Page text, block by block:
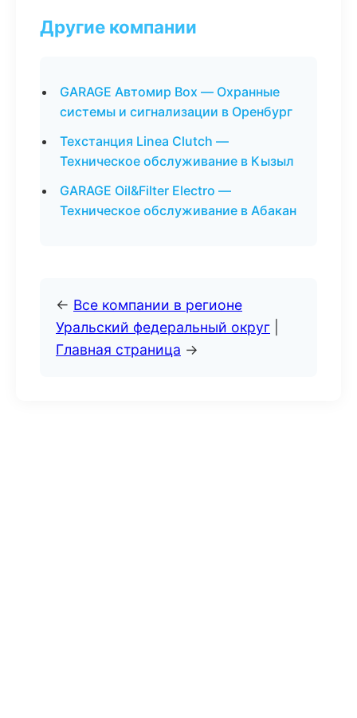
Другие компании
GARAGE Автомир Box — Охранные
системы и сигнализации в Оренбург
Техстанция Linea Clutch —
Техническое обслуживание в Кызыл
GARAGE Oil&Filter Electro —
Техническое обслуживание в Абакан
← Все компании в регионе
Уральский федеральный округ
Главная страница →